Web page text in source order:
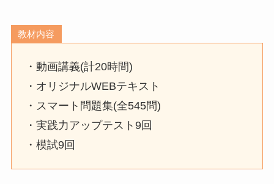
教材内容
・動画講義(計20時間)
・オリジナルWEBテキスト
・スマート問題集(全545問)
・実践力アップテスト9回
・模試9回